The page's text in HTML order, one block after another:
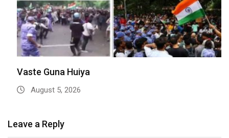
Vaste Guna Huiya
August 5, 2026
Leave a Reply